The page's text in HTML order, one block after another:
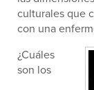
culturales que
con una
¿Cuáles
son los